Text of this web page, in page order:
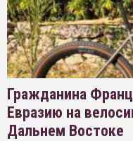
Гражданина
Евразию на
Дальнем Востоке